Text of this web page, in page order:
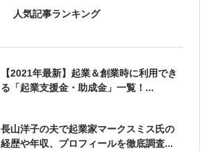
人気記事ランキング
【2021年最新】起業＆創業時に利用でき
る「起業支援金・助成金」一覧！...
長山洋子の夫で起業家マークスミス氏の
経歴や年収、プロフィールを徹底調査...